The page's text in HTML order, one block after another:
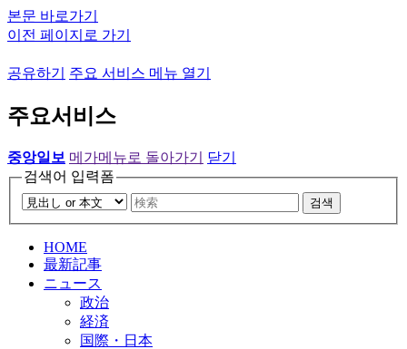
본문 바로가기
이전 페이지로 가기
공유하기 주요 서비스 메뉴 열기
주요서비스
중앙일보 메가메뉴로 돌아가기
닫기
검색어 입력폼
검색
HOME
最新記事
ニュース
政治
経済
国際・日本